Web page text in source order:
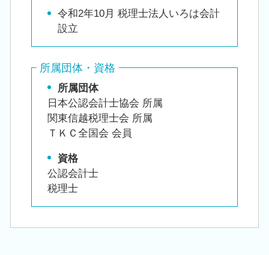
令和2年10月 税理士法人いろは会計
設立
所属団体・資格
所属団体
日本公認会計士協会 所属
関東信越税理士会 所属
ＴＫＣ全国会 会員
資格
公認会計士
税理士